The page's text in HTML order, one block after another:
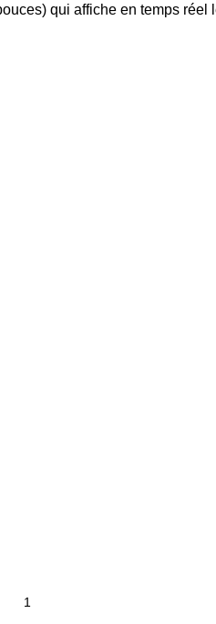
qui affiche en temps réel